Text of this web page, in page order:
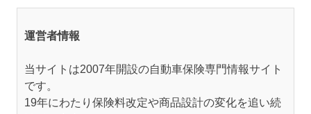
運営者情報
当サイトは2007年開設の自動車保険専門情報サイト
です。
19年にわたり保険料改定や商品設計の変化を追い続